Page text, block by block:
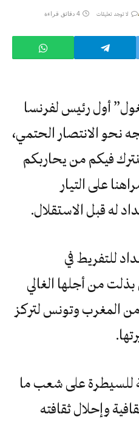
لا توجد تعليقات 4 دقائق قراءة
أول رئيس لفرنسا
نحو الانتصار الحتمي،
فيكم من يحاربكم
على التيار
له قبل الاستقلال.
للتفريط في
من أجلها الغالي
المغرب وتونس لتركز
للسيطرة على شعب ما
وإحلال ثقافته